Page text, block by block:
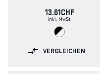
13.61CHF
inkl. MwSt.
VERGLEICHEN